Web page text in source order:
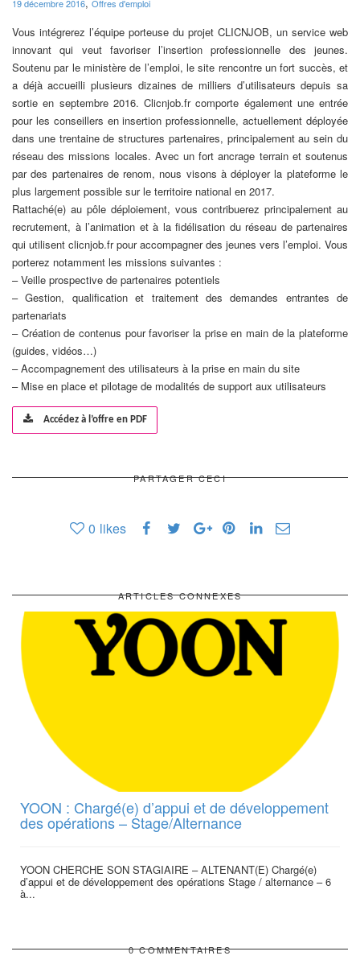
19 décembre 2016 Offres d'emploi
Vous intégrerez l’équipe porteuse du projet CLICNJOB, un service web
innovant qui veut favoriser l’insertion professionnelle des jeunes.
Soutenu par le ministère de l’emploi, le site rencontre un fort succès, et
a déjà accueilli plusieurs dizaines de milliers d’utilisateurs depuis sa
sortie en septembre 2016. Clicnjob.fr comporte également une entrée
pour les conseillers en insertion professionnelle, actuellement déployée
dans une trentaine de structures partenaires, principalement au sein du
réseau des missions locales. Avec un fort ancrage terrain et soutenus
par des partenaires de renom, nous visons à déployer la plateforme le
plus largement possible sur le territoire national en 2017.
Rattaché(e) au pôle déploiement, vous contribuerez principalement au
recrutement, à l’animation et à la fidélisation du réseau de partenaires
qui utilisent clicnjob.fr pour accompagner des jeunes vers l’emploi. Vous
porterez notamment les missions suivantes :
– Veille prospective de partenaires potentiels
– Gestion, qualification et traitement des demandes entrantes de
partenariats
– Création de contenus pour favoriser la prise en main de la plateforme
(guides, vidéos…)
– Accompagnement des utilisateurs à la prise en main du site
– Mise en place et pilotage de modalités de support aux utilisateurs
Accédez à l’offre en PDF
PARTAGER CECI
0 likes
ARTICLES CONNEXES
YOON : Chargé(e) d’appui et de développement
des opérations – Stage/Alternance
YOON CHERCHE SON STAGIAIRE – ALTENANT(E) Chargé(e)
d’appui et de développement des opérations Stage / alternance – 6
à...
0 COMMENTAIRES